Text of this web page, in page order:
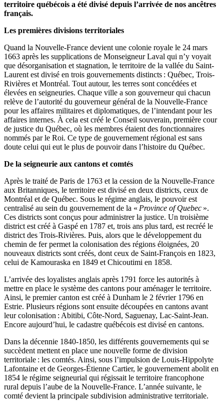
territoire québécois a été divisé depuis l’arrivée de nos ancêtres
français.
Les premières divisions territoriales
Quand la Nouvelle-France devient une colonie royale le 24 mars
1663 après les supplications de Monseigneur Laval qui n’y voyait
que désorganisation et stagnation, le territoire de la vallée du Saint-
Laurent est divisé en trois gouvernements distincts : Québec, Trois-
Rivières et Montréal. Tout autour, les terres sont concédées et
élevées en seigneuries. Chaque ville a son gouverneur qui chacun
relève de l’autorité du gouverneur général de la Nouvelle-France
pour les affaires militaires et diplomatiques, de l’intendant pour les
affaires internes. À cela est créé le Conseil souverain, première cour
de justice du Québec, où les membres étaient des fonctionnaires
nommés par le Roi. Ce type de gouvernement régional est sans
doute celui qui eut le plus de pouvoir dans l’histoire du Québec.
De la seigneurie aux cantons et comtés
Après le traité de Paris de 1763 et la cession de la Nouvelle-France
aux Britanniques, le territoire est divisé en deux districts, ceux de
Montréal et de Québec. Sous le régime anglais, le pouvoir est
centralisé au sein du gouvernement de la « Province of Quebec ».
Ces districts sont conçus pour administrer la justice. Un troisième
district est créé à Gaspé en 1787 et, trois ans plus tard, est recréé le
district des Trois-Rivières. Puis, alors que le développement du
chemin de fer permet la colonisation des régions éloignées, 20
nouveaux districts sont créés, dont ceux de Saint-François en 1823,
celui de Kamouraska en 1849 et Chicoutimi en 1858.
L’arrivée des loyalistes anglais après 1791 force les autorités à
mettre en place le système des cantons pour aménager le territoire.
Ainsi, le premier canton est créé à Dunham le 2 février 1796 en
Estrie. Plusieurs régions sont ensuite découpées en cantons avant
leur colonisation : Abitibi, Côte-Nord, Saguenay, Lac-Saint-Jean.
Encore aujourd’hui, le cadastre québécois est divisé en cantons.
Dans la décennie 1840-1850, les différents gouvernements qui se
succèdent mettent en place une nouvelle forme de division
territoriale : les comtés. Ainsi, sous l’impulsion de Louis-Hippolyte
Lafontaine et de Georges-Étienne Cartier, le gouvernement abolit en
1854 le régime seigneurial qui régissait le territoire francophone
rural depuis l’aube de la Nouvelle-France. L’année suivante, le
comté devient la principale subdivision administrative territoriale.